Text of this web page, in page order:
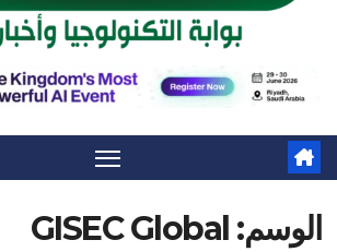
الوسم: GISEC Global